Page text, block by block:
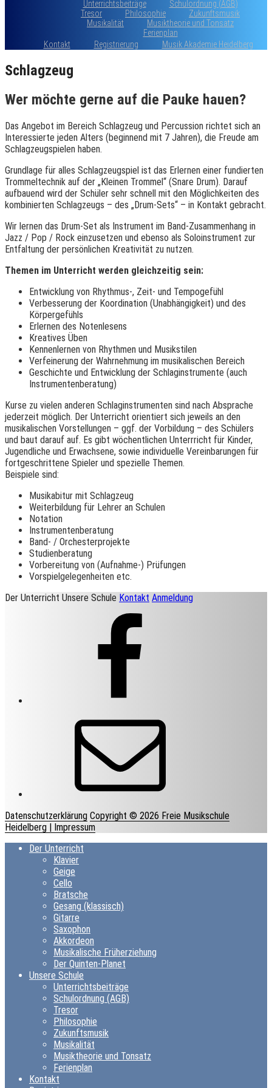
Unterrichtsbeiträge
Schulordnung (AGB)
Tresor
Philosophie
Zukunftsmusik
Musikalität
Musiktheorie und Tonsatz
Ferienplan
Kontakt
Registrierung Musik Akademie Heidelberg
Schlagzeug
Wer möchte gerne auf die Pauke hauen?
Das Angebot im Bereich Schlagzeug und Percussion richtet sich an
Interessierte jeden Alters (beginnend mit 7 Jahren), die Freude am
Schlagzeugspielen haben.
Grundlage für alles Schlagzeugspiel ist das Erlernen einer fundierten
Trommeltechnik auf der „Kleinen Trommel“ (Snare Drum). Darauf
aufbauend wird der Schüler sehr schnell mit den Möglichkeiten des
kombinierten Schlagzeugs – des „Drum-Sets“ – in Kontakt gebracht.
Wir lernen das Drum-Set als Instrument im Band-Zusammenhang in
Jazz / Pop / Rock einzusetzen und ebenso als Soloinstrument zur
Entfaltung der persönlichen Kreativität zu nutzen.
Themen im Unterricht werden gleichzeitig sein:
Entwicklung von Rhythmus-, Zeit- und Tempogefühl
Verbesserung der Koordination (Unabhängigkeit) und des
Körpergefühls
Erlernen des Notenlesens
Kreatives Üben
Kennenlernen von Rhythmen und Musikstilen
Verfeinerung der Wahrnehmung im musikalischen Bereich
Geschichte und Entwicklung der Schlaginstrumente (auch
Instrumentenberatung)
Kurse zu vielen anderen Schlaginstrumenten sind nach Absprache
jederzeit möglich. Der Unterricht orientiert sich jeweils an den
musikalischen Vorstellungen – ggf. der Vorbildung – des Schülers
und baut darauf auf. Es gibt wöchentlichen Unterrricht für Kinder,
Jugendliche und Erwachsene, sowie individuelle Vereinbarungen für
fortgeschrittene Spieler und spezielle Themen.
Beispiele sind:
Musikabitur mit Schlagzeug
Weiterbildung für Lehrer an Schulen
Notation
Instrumentenberatung
Band- / Orchesterprojekte
Studienberatung
Vorbereitung von (Aufnahme-) Prüfungen
Vorspielgelegenheiten etc.
Der Unterricht Unsere Schule Kontakt Anmeldung
Datenschutzerklärung Copyright © 2026 Freie Musikschule
Heidelberg | Impressum
Der Unterricht
Klavier
Geige
Cello
Bratsche
Gesang (klassisch)
Gitarre
Saxophon
Akkordeon
Musikalische Früherziehung
Der Quinten-Planet
Unsere Schule
Unterrichtsbeiträge
Schulordnung (AGB)
Tresor
Philosophie
Zukunftsmusik
Musikalität
Musiktheorie und Tonsatz
Ferienplan
Kontakt